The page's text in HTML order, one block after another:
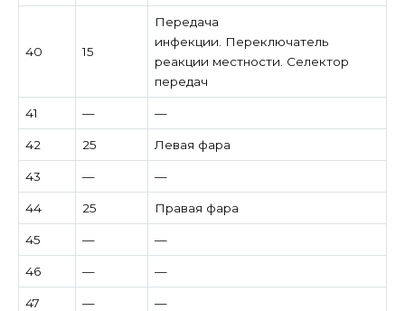
40 15
Передача
инфекции. Переключатель
реакции местности. Селектор
передач
41 — —
42 25 Левая фара
43 — —
44 25 Правая фара
45 — —
46 — —
47 — —